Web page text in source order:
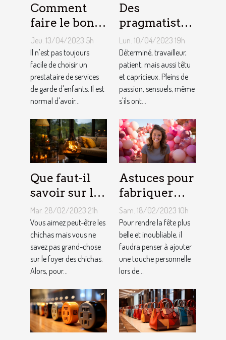
Comment
faire le bon
choix entre
une crèche et
une
assistante
maternelle ?
Jeu. 13/04/2023 5h
Il n'est pas toujours
facile de choisir un
prestataire de services
de garde d'enfants. Il est
normal d'avoir...
Des
pragmatistes
imaginatifs
et patients :
comment
sont les gens
du Taureau ?
Lun. 10/04/2023 19h
Déterminé, travailleur,
patient, mais aussi têtu
et capricieux. Pleins de
passion, sensuels, même
s'ils ont...
Que faut-il
savoir sur le
foyer chicha
?
Mar. 28/02/2023 21h
Vous aimez peut-être les
chichas mais vous ne
savez pas grand-chose
sur le foyer des chichas.
Alors, pour...
Astuces pour
fabriquer
une arche de
ballons
Sam. 18/02/2023 10h
Pour rendre la fête plus
belle et inoubliable, il
faudra penser à ajouter
une touche personnelle
lors de...